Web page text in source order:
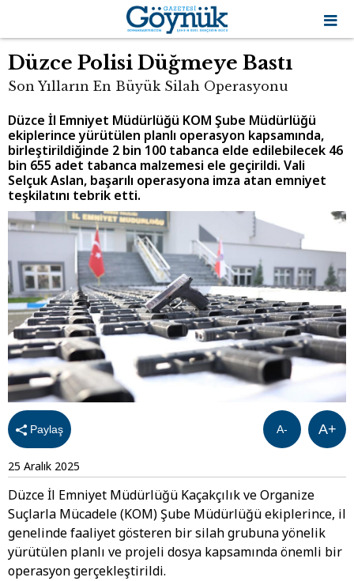
Düzce Polisi Düğmeye Bastı
Son Yılların En Büyük Silah Operasyonu
Düzce İl Emniyet Müdürlüğü KOM Şube Müdürlüğü
ekiplerince yürütülen planlı operasyon kapsamında,
birleştirildiğinde 2 bin 100 tabanca elde edilebilecek 46
bin 655 adet tabanca malzemesi ele geçirildi. Vali
Selçuk Aslan, başarılı operasyona imza atan emniyet
teşkilatını tebrik etti.
Paylaş A+
A-
25 Aralık 2025
Düzce İl Emniyet Müdürlüğü Kaçakçılık ve Organize
Suçlarla Mücadele (KOM) Şube Müdürlüğü ekiplerince, il
genelinde faaliyet gösteren bir silah grubuna yönelik
yürütülen planlı ve projeli dosya kapsamında önemli bir
operasyon gerçekleştirildi.